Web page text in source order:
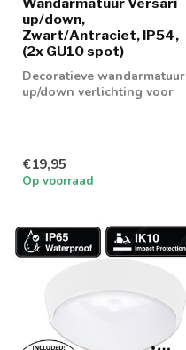
up/down,
Zwart/Antraciet, IP54,
(2x GU10 spot)
Decoratieve wandarmatuur
up/down verlichting voor
€19,95
Op voorraad